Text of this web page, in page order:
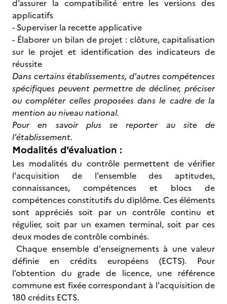
d’assurer la compatibilité entre les versions des
applicatifs
- Superviser la recette applicative
- Élaborer un bilan de projet : clôture, capitalisation
sur le projet et identification des indicateurs de
réussite
Dans certains établissements, d'autres compétences
spécifiques peuvent permettre de décliner, préciser
ou compléter celles proposées dans le cadre de la
mention au niveau national.
Pour en savoir plus se reporter au site de
l'établissement.
Modalités d'évaluation :
Les modalités du contrôle permettent de vérifier
l'acquisition de l'ensemble des aptitudes,
connaissances, compétences et blocs de
compétences constitutifs du diplôme. Ces éléments
sont appréciés soit par un contrôle continu et
régulier, soit par un examen terminal, soit par ces
deux modes de contrôle combinés.
Chaque ensemble d'enseignements à une valeur
définie en crédits européens (ECTS). Pour
l’obtention du grade de licence, une référence
commune est fixée correspondant à l'acquisition de
180 crédits ECTS.